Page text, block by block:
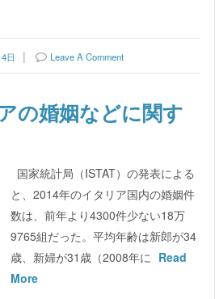
日 Leave A Comment
の婚姻などに関す
国家統計局（ISTAT）の発表による
と、2014年のイタリア国内の婚姻件
数は、前年より4300件少ない18万
9765組だった。平均年齢は新郎が34
歳、新婦が31歳（2008年に Read
More